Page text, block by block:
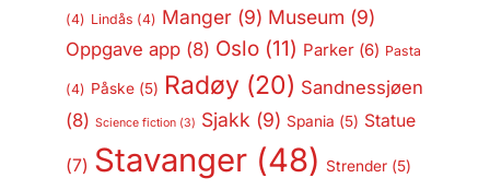
(4) Lindås (4) Manger(9) Museum (9)
Oppgave app(8) Oslo(11) Parker(6) Pasta
(4) Påske(5) Radøy(20) Sandnessjøen
(8) Science fiction(3) Sjakk (9) Spania (5) Statue
(7) Stavanger(48) Strender(5)